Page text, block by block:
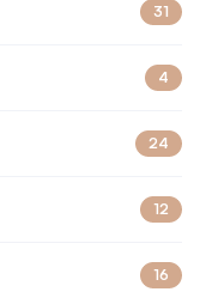
31
4
24
12
16